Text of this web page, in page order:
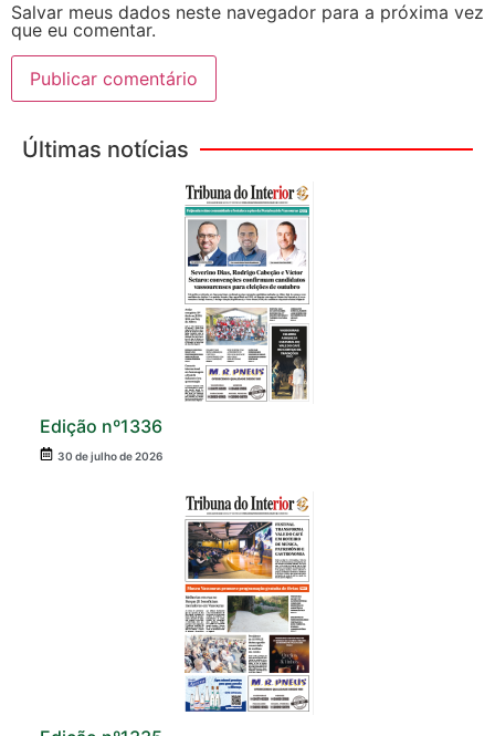
Salvar meus dados neste navegador para a próxima vez
que eu comentar.
Últimas notícias
Edição nº1336
30 de julho de 2026